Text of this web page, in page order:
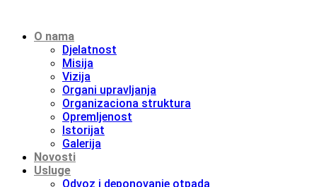
O nama
Djelatnost
Misija
Vizija
Organi upravljanja
Organizaciona struktura
Opremljenost
Istorijat
Galerija
Novosti
Usluge
Odvoz i deponovanje otpada